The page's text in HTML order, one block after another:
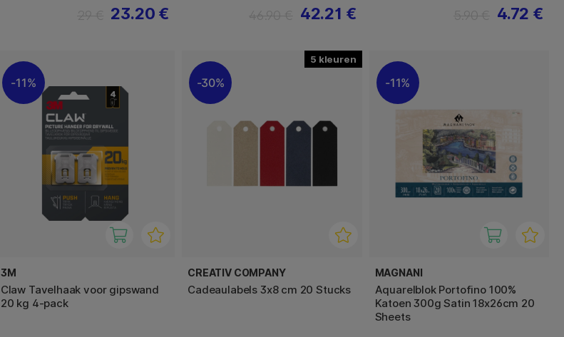
23.20 € 42.21 € 4.72 €
11%
3M
Claw Tavelhaak voor gipswand
20 kg 4-pack
5
30%
CREATIV COMPANY
Cadeaulabels 3x8 cm 20 Stucks
11%
MAGNANI
Aquarelblok Portofino 100%
Katoen 300g Satin 18x26cm 20
Sheets